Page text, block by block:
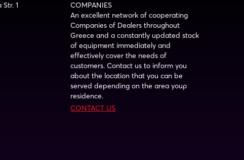
1
COMPANIES
An excellent network of cooperating
Companies of Dealers throughout
Greece and a constantly updated stock
of equipment immediately and
effectively cover the needs of
customers. Contact us to inform you
about the location that you can be
served depending on the area youρ
residence.
CONTACT US